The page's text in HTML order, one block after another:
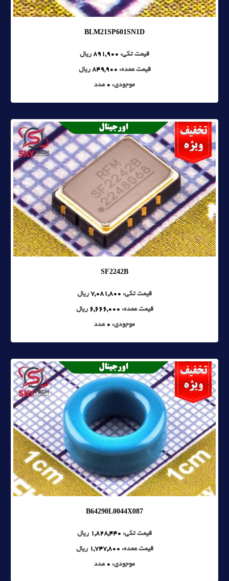
BLM21SP601SN1D
قیمت تکی: 891,900 ریال
قیمت عمده: 849,900 ریال
موجودی: 0 عدد
SF2242B
قیمت تکی: 7,081,800 ریال
قیمت عمده: 6,666,000 ریال
موجودی: 0 عدد
B64290L0044X087
قیمت تکی: 1,828,440 ریال
قیمت عمده: 1,747,800 ریال
موجودی: 0 عدد